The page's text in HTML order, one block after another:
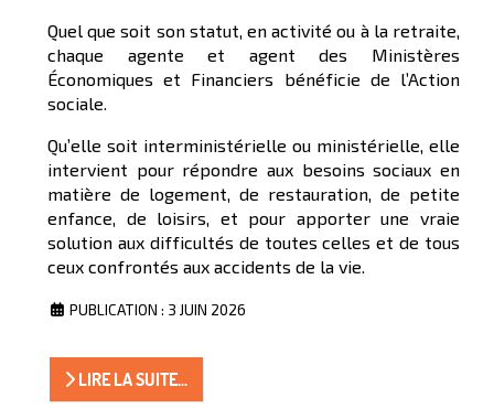
Quel que soit son statut, en activité ou à la retraite,
chaque agente et agent des Ministères
Économiques et Financiers bénéficie de l’Action
sociale.
Qu’elle soit interministérielle ou ministérielle, elle
intervient pour répondre aux besoins sociaux en
matière de logement, de restauration, de petite
enfance, de loisirs, et pour apporter une vraie
solution aux difficultés de toutes celles et de tous
ceux confrontés aux accidents de la vie.
PUBLICATION : 3 JUIN 2026
LIRE LA SUITE...